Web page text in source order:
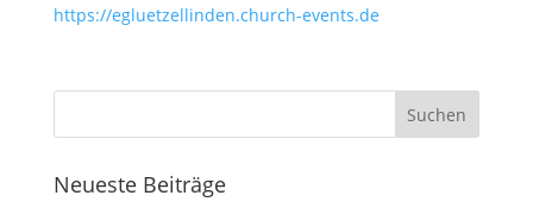
https://egluetzellinden.church-events.de
Neueste Beiträge